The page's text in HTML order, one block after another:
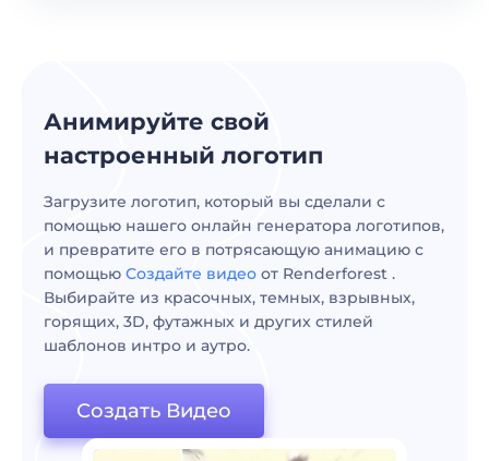
Анимируйте свой
настроенный логотип
Загрузите логотип, который вы сделали с
помощью нашего онлайн генератора логотипов,
и превратите его в потрясающую анимацию с
помощью Создайте видео от Renderforest .
Выбирайте из красочных, темных, взрывных,
горящих, 3D, футажных и других стилей
шаблонов интро и аутро.
Создать Видео